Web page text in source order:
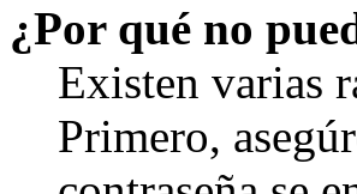
¿Por qué no
Existen varias
Primero,